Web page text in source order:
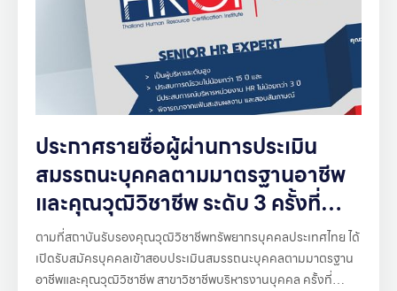
ประกาศรายชื่อผู้ผ่านการประเมิน
สมรรถนะบุคคลตามมาตรฐานอาชีพ
และคุณวุฒิวิชาชีพ ระดับ 3 ครั้งที่
2/2569 ศูนย์สอบสถาบันการพัฒนา
ชุมชน
ตามที่สถาบันรับรองคุณวุฒิวิชาชีพทรัพยากรบุคคลประเทศไทย ได้
เปิดรับสมัครบุคคลเข้าสอบประเมินสมรรถนะบุคคลตามมาตรฐาน
อาชีพและคุณวุฒิวิชาชีพ สาขาวิชาชีพบริหารงานบุคคล ครั้งที่